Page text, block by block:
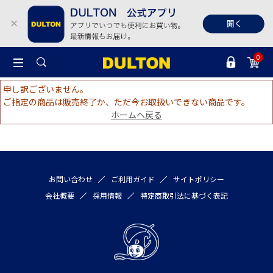
0
申し訳ございません。
ご指定の商品は販売終了か、ただ今お取扱いできない商品です。
ホームへ戻る
お問い合わせ ご利用ガイド
サイトポリシー
会社概要
採用情報 特定商取引法に基づく表記